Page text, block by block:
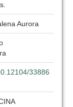
Aurora
33886